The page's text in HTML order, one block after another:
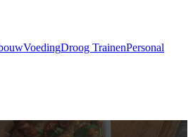
VoedingDroog TrainenPersonal